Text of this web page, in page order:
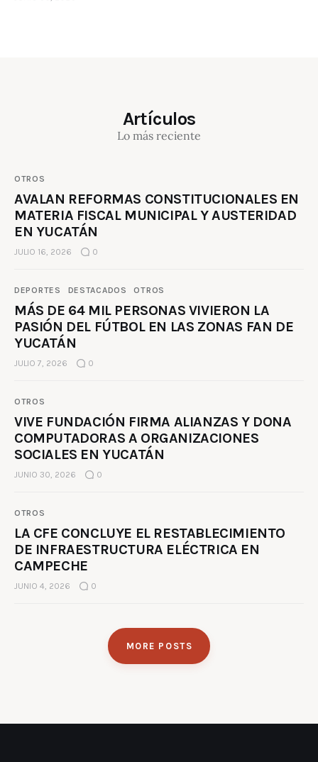
Artículos
Lo más reciente
OTROS
AVALAN REFORMAS CONSTITUCIONALES EN
MATERIA FISCAL MUNICIPAL Y AUSTERIDAD
EN YUCATÁN
JULIO 16, 2026 0
DEPORTES DESTACADOS OTROS
MÁS DE 64 MIL PERSONAS VIVIERON LA
PASIÓN DEL FÚTBOL EN LAS ZONAS FAN DE
YUCATÁN
JULIO 7, 2026 0
OTROS
VIVE FUNDACIÓN FIRMA ALIANZAS Y DONA
COMPUTADORAS A ORGANIZACIONES
SOCIALES EN YUCATÁN
JUNIO 30, 2026 0
OTROS
LA CFE CONCLUYE EL RESTABLECIMIENTO
DE INFRAESTRUCTURA ELÉCTRICA EN
CAMPECHE
JUNIO 4, 2026 0
MORE POSTS